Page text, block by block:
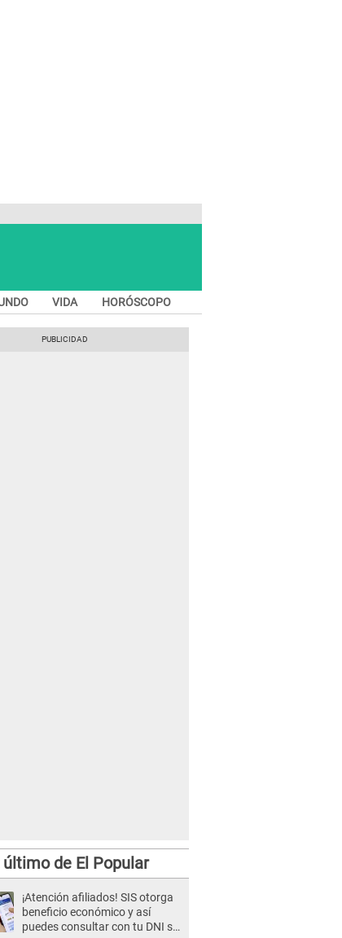
VIDA HORÓSCOPO
último de El Popular
¡Atención afiliados! SIS otorga
beneficio económico y así
puedes consultar con tu DNI si